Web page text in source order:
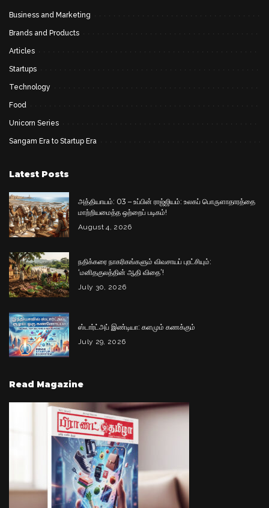
Business and Marketing
Brands and Products
Articles
Startups
Technology
Food
Unicorn Series
Sangam Era to Startup Era
Latest Posts
அத்தியாயம்: 03 – உப்பின் ராஜ்ஜியம்: உலகப் பொருளாதாரத்தை
மாற்றியமைத்த ஒற்றைப் படிகம்!
August 4, 2026
நதிக்கரை நாகரிகங்களும் விவசாயப் புரட்சியும்:
‘மனிதகுலத்தின் ஆதி விதை’!
July 30, 2026
ஸ்டார்ட்அப் இண்டியா: களமும் கணக்கும்
July 29, 2026
Read Magazine